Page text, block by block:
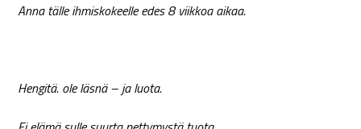
Anna tälle ihmiskokeelle edes 8 viikkoa aikaa.
Hengitä. ole läsnä – ja luota.